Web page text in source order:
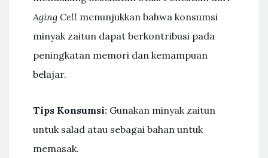
Aging Cell menunjukkan bahwa konsumsi
minyak zaitun dapat berkontribusi pada
peningkatan memori dan kemampuan
belajar.
Tips Konsumsi: Gunakan minyak zaitun
untuk salad atau sebagai bahan untuk
memasak.